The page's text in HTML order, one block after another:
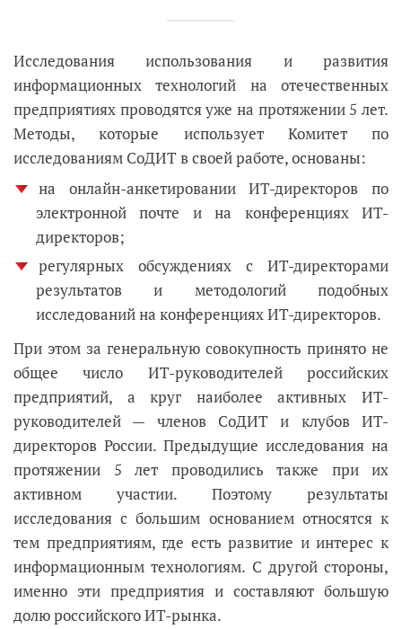
Исследования использования и развития
информационных технологий на отечественных
предприятиях проводятся уже на протяжении 5 лет.
Методы, которые использует Комитет по
исследованиям СоДИТ в своей работе, основаны:
на онлайн-анкетировании ИТ-директоров по
электронной почте и на конференциях ИТ-
директоров;
регулярных обсуждениях с ИТ-директорами
результатов и методологий подобных
исследований на конференциях ИТ-директоров.
При этом за генеральную совокупность принято не
общее число ИТ-руководителей российских
предприятий, а круг наиболее активных ИТ-
руководителей — членов СоДИТ и клубов ИТ-
директоров России. Предыдущие исследования на
протяжении 5 лет проводились также при их
активном участии. Поэтому результаты
исследования с большим основанием относятся к
тем предприятиям, где есть развитие и интерес к
информационным технологиям. С другой стороны,
именно эти предприятия и составляют большую
долю российского ИТ-рынка.